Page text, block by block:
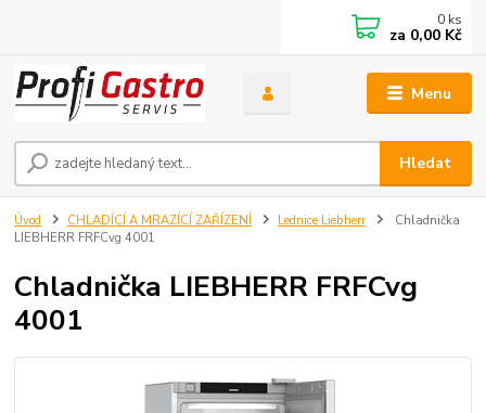
Menu
Hledat
0 ks
za 0,00 Kč
Úvod CHLADÍCÍ A MRAZÍCÍ ZAŘÍZENÍ Lednice Liebherr
Chladnička
LIEBHERR FRFCvg 4001
Chladnička LIEBHERR FRFCvg
4001